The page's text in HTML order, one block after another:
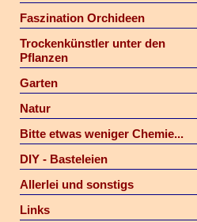
Faszination Orchideen
Trockenkünstler unter den
Pflanzen
Garten
Natur
Bitte etwas weniger Chemie...
DIY - Basteleien
Allerlei und sonstigs
Links